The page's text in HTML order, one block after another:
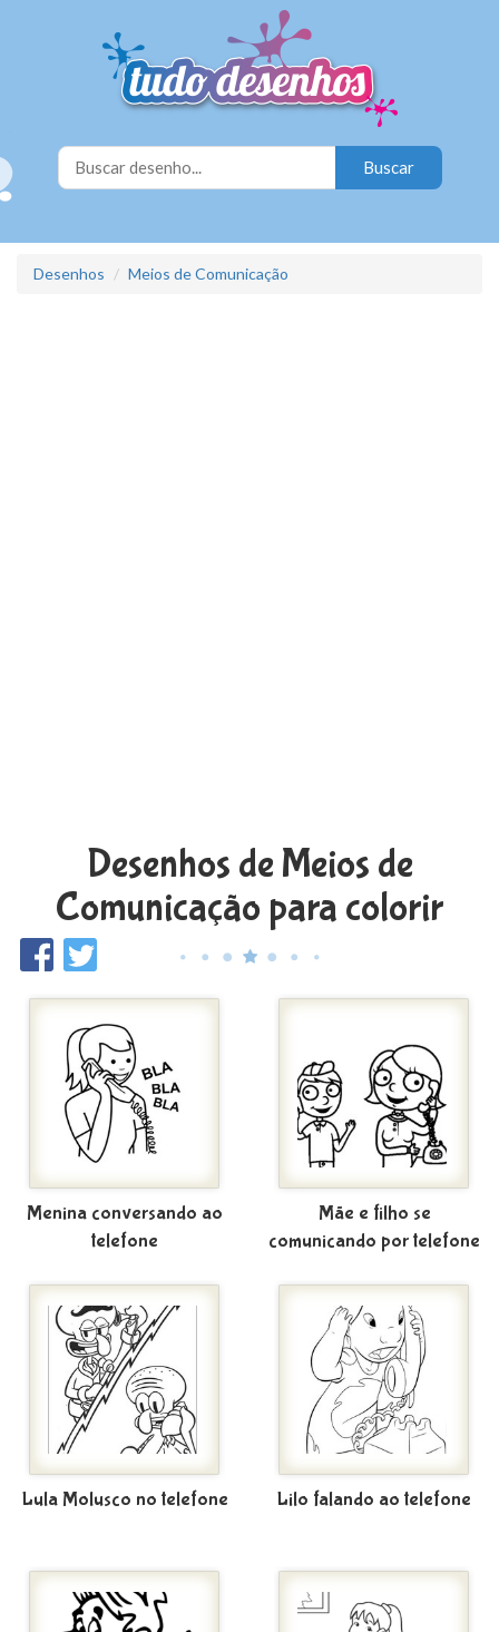
Desenhos Meios de Comunicação
Desenhos de Meios de
Comunicação para colorir
Menina conversando ao
telefone
Mãe e filho se
comunicando por telefone
Lula Molusco no telefone Lilo falando ao telefone